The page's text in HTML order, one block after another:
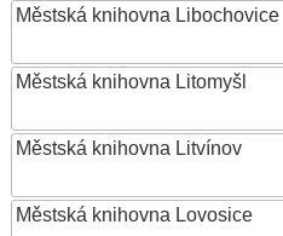
Městská knihovna Libochovice
Městská knihovna Litomyšl
Městská knihovna Litvínov
Městská knihovna Lovosice